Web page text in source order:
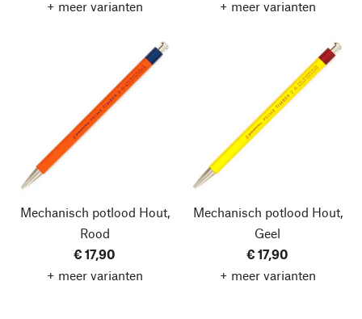
+ meer varianten
+ meer varianten
Mechanisch potlood Hout,
Rood
€ 17,90
+ meer varianten
Mechanisch potlood Hout,
Geel
€ 17,90
+ meer varianten